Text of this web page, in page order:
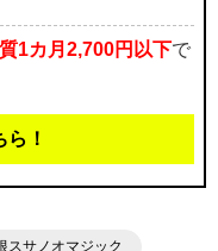
1カ月2,700円以下で
！
スサノオマジック